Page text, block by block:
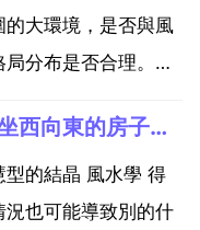
大環境，是否與風
分布是否合理。室
證。坐西向東的
解請看私信。風水
坐西向東的房子風水好不好,坐西向東的房子風水怎樣
的結晶 風水學 得
也可能導致別的什